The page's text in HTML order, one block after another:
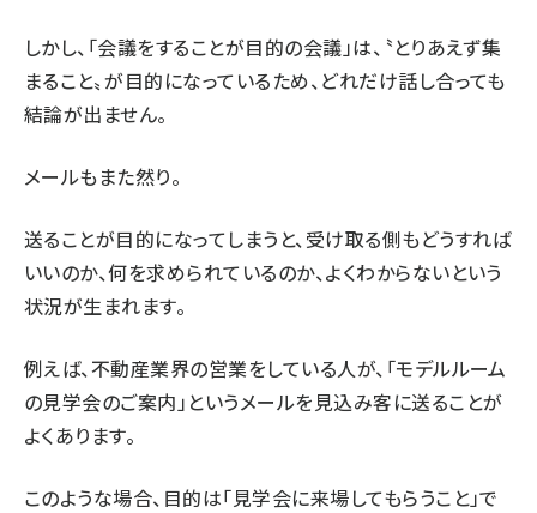
しかし、「会議をすることが目的の会議」は、〝とりあえず集
まること〟が目的になっているため、どれだけ話し合っても
結論が出ません。
メールもまた然り。
送ることが目的になってしまうと、受け取る側もどうすれば
いいのか、何を求められているのか、よくわからないという
状況が生まれます。
例えば、不動産業界の営業をしている人が、「モデルルーム
の見学会のご案内」というメールを見込み客に送ることが
よくあります。
このような場合、目的は「見学会に来場してもらうこと」で